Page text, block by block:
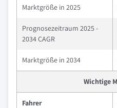
Marktgröße in 2025
Prognosezeitraum 2025 -
2034 CAGR
Marktgröße in 2034
Wichtige
Fahrer